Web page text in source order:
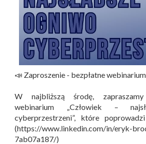
📣 Zaproszenie - bezpłatne webinarium
W najbliższą środę,
webinarium „Człowiek –
cyberprzestrzeni”, które
(https://www.linkedin.com/in/eryk-
7ab07a187/)